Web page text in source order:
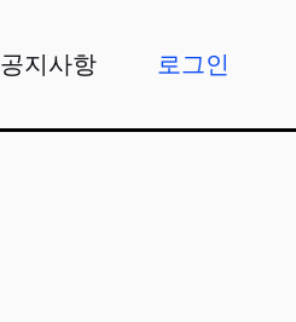
공지사항 로그인